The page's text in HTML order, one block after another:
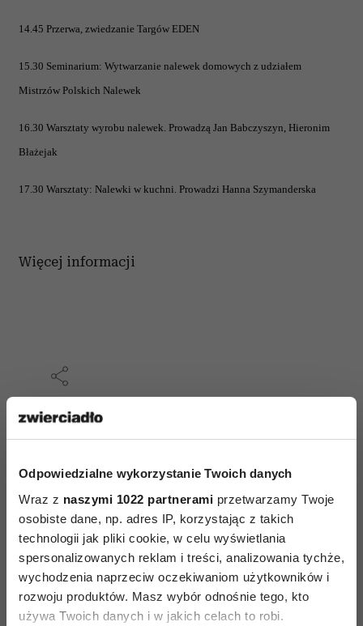
Odpowiedzialne wykorzystanie Twoich danych
Wraz z naszymi 1022 partnerami przetwarzamy Twoje
osobiste dane, np. adres IP, korzystając z takich
technologii jak pliki cookie, w celu wyświetlania
spersonalizowanych reklam i treści, analizowania tychże,
wychodzenia naprzeciw oczekiwaniom użytkowników i
rozwoju produktów. Masz wybór odnośnie tego, kto
używa Twoich danych i w jakich celach to robi.
14.45 Przerwa, zwiedzanie Targów EDEN
15.30 Seminarium: Wytwarzanie nalewek domowych z udziałem
Mistrzów Polskich Nalewek
16.30 Warsztaty wyrobu nalewek. Prowadzą Jan Babczyszyn, Hieronim
Błażejak
17.30 Warsztaty: Nalewki w kuchni. Prowadzi Hanna Szymanderska
Więcej informacji